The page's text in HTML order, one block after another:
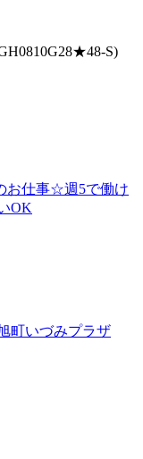
S)
お仕事☆週5で働け
OK
町いづみプラザ